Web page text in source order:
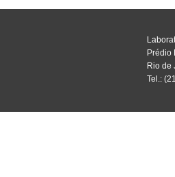
Prédio
Rio de
Tel.: